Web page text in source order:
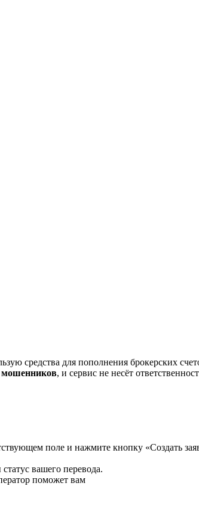
средства для пополнения брокерских
мошенников, и сервис не несёт
поле и нажмите кнопку «Создать
вашего перевода.
поможет вам